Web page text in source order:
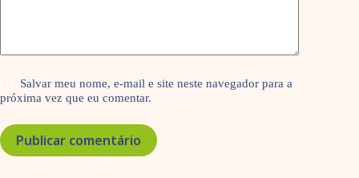
Salvar meu nome, e-mail e site neste navegador para a
próxima vez que eu comentar.
Publicar comentário